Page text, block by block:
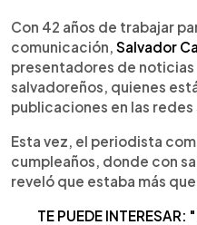
► Escuchar artículo
Con 42 años de trabajar
comunicación, Salvador
presentadores de noticias
salvadoreños, quienes
publicaciones en las
Esta vez, el periodista
cumpleaños, donde con
reveló que estaba más
TE PUEDE